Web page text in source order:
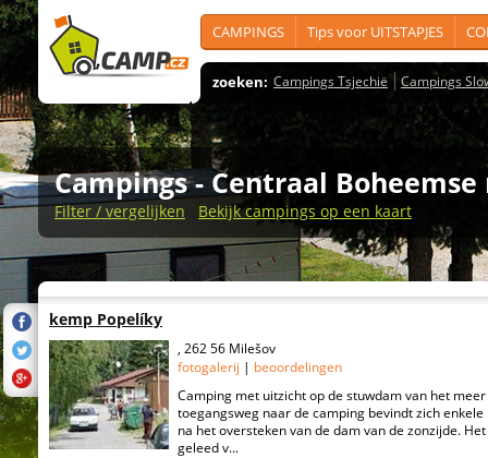
CAMPINGS Tips voor UITSTAPJES
zoeken: Campings Tsjechië Campings
Campings - Centraal Boheemse
Filter / vergelijken Bekijk campings op een kaart
kemp Popelíky
, 262 56 Milešov
fotogalerij | beoordelingen
Camping met uitzicht op de stuwdam van het
toegangsweg naar de camping bevindt zich
na het oversteken van de dam van de zonzijde.
geleed v...